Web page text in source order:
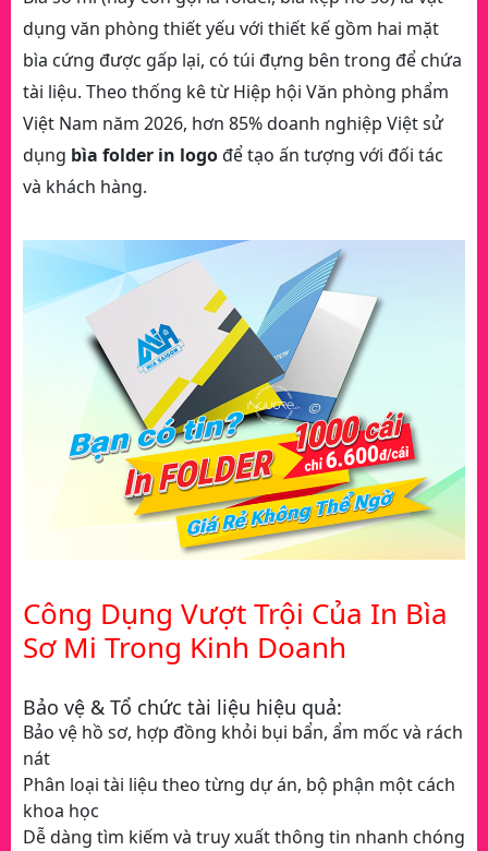
dụng văn phòng thiết yếu với thiết kế gồm hai mặt
bìa cứng được gấp lại, có túi đựng bên trong để chứa
tài liệu. Theo thống kê từ Hiệp hội Văn phòng phẩm
Việt Nam năm 2026, hơn 85% doanh nghiệp Việt sử
dụng bìa folder in logođể tạo ấn tượng với đối tác
và khách hàng.
Công Dụng Vượt Trội Của In Bìa
Sơ Mi Trong Kinh Doanh
Bảo vệ & Tổ chức tài liệu hiệu quả:
Bảo vệ hồ sơ, hợp đồng khỏi bụi bẩn, ẩm mốc và rách
nát
Phân loại tài liệu theo từng dự án, bộ phận một cách
khoa học
Dễ dàng tìm kiếm và truy xuất thông tin nhanh chóng